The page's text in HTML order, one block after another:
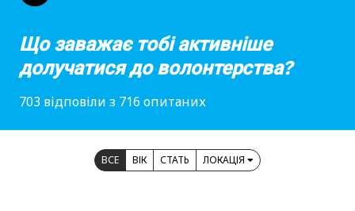
Що заважає тобі активніше
долучатися до волонтерства?
703 відповіли з 716 опитаних
ВСЕ ВІК СТАТЬ ЛОКАЦІЯ